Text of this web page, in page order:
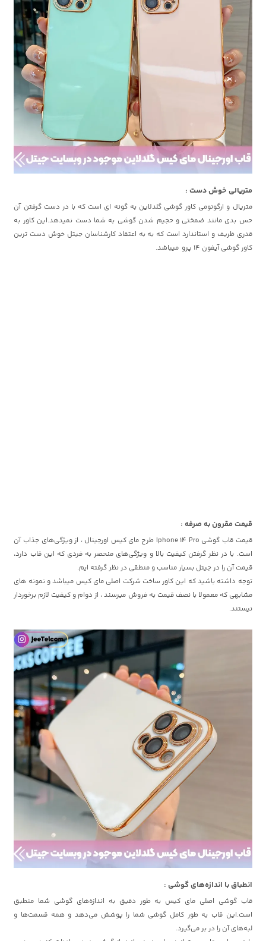
متریالی خوش دست :
متریال و ارگونومی کاور گوشی گلدلاین به گونه ای است که با در دست گرفتن آن
حس بدی مانند ضمختی و حجیم شدن گوشی به شما دست نمیدهد.این کاور به
قدری ظریف و استاندارد است که به به اعتقاد کارشناسان جیتل خوش دست ترین
کاور گوشی آیفون 14 پرو میباشد.
قیمت مقرون به صرفه :
قیمت قاب گوشی Iphone 14 Pro طرح مای کیس اورجینال ، از ویژگی‌های جذاب آن
است. با در نظر گرفتن کیفیت بالا و ویژگی‌های منحصر به فردی که این قاب دارد،
قیمت آن را در جیتل بسیار مناسب و منطقی در نظر گرفته ایم.
توجه داشته باشید که این کاور ساخت شرکت اصلی مای کیس میباشد و نمونه های
مشابهی که معمولا با نصف قیمت به فروش میرسند ، از دوام و کیفیت لازم برخوردار
نیستند.
انطباق با اندازه‌های گوشی :
قاب گوشی اصلی مای کیس به طور دقیق به اندازه‌های گوشی شما منطبق
است.این قاب به طور کامل گوشی شما را پوشش می‌دهد و همه قسمت‌ها و
لبه‌های آن را در بر می‌گیرد.